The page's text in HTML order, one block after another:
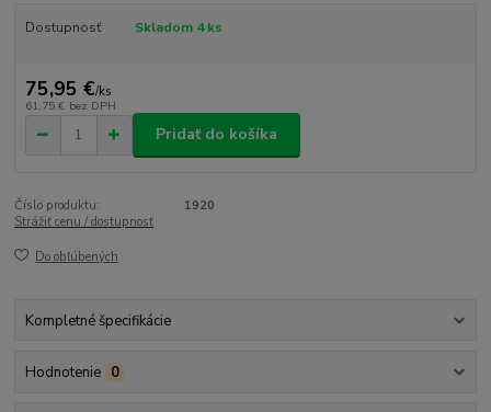
Dostupnosť Skladom 4 ks
75,95 €/ks
61,75 € bez DPH
Pridať do košíka
Číslo produktu:
1920
Strážiť cenu / dostupnosť
Do obľúbených
Kompletné špecifikácie
Hodnotenie 0